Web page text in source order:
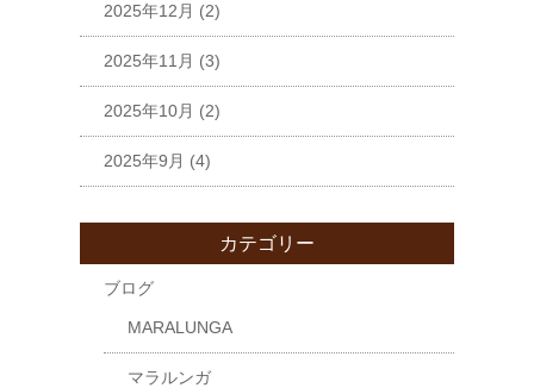
2025年12月 (2)
2025年11月 (3)
2025年10月 (2)
2025年9月 (4)
カテゴリー
ブログ
MARALUNGA
マラルンガ